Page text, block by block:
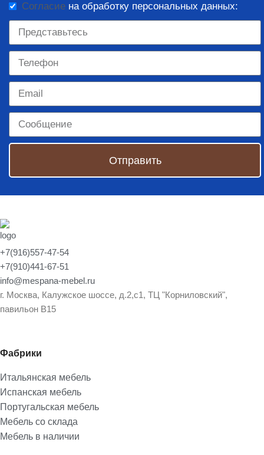
Согласие на обработку персональных данных:
Отправить
+7(916)557-47-54
+7(910)441-67-51
info@mespana-mebel.ru
г. Москва, Калужское шоссе, д.2,с1, ТЦ "Корниловский",
павильон В15
Фабрики
Итальянская мебель
Испанская мебель
Португальская мебель
Мебель со склада
Мебель в наличии